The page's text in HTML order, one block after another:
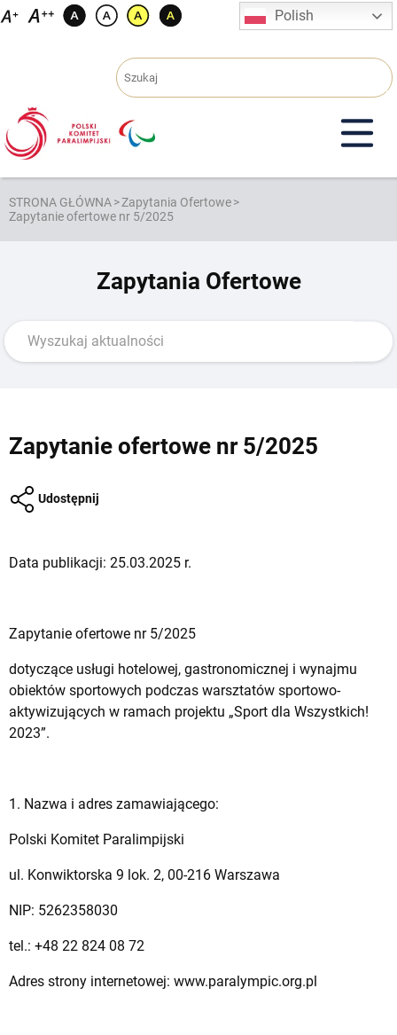
Przejdź
Polish
STRONA GŁÓWNA>Zapytania Ofertowe>
Zapytanie ofertowe nr 5/2025
Zapytania Ofertowe
Zapytanie ofertowe nr 5/2025
Udostępnij
Data publikacji: 25.03.2025 r.
Zapytanie ofertowe nr 5/2025
dotyczące usługi hotelowej, gastronomicznej i wynajmu
obiektów sportowych podczas warsztatów sportowo-
aktywizujących w ramach projektu „Sport dla Wszystkich!
2023”.
1. Nazwa i adres zamawiającego:
Polski Komitet Paralimpijski
ul. Konwiktorska 9 lok. 2, 00-216 Warszawa
NIP: 5262358030
tel.: +48 22 824 08 72
Adres strony internetowej: www.paralympic.org.pl